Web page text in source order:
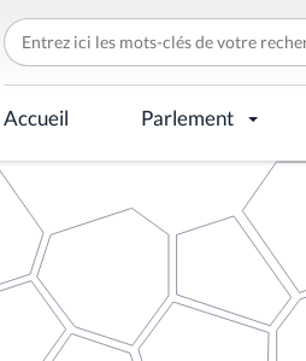
C
h
e
r
c
h
r
p
Accueil Parlement